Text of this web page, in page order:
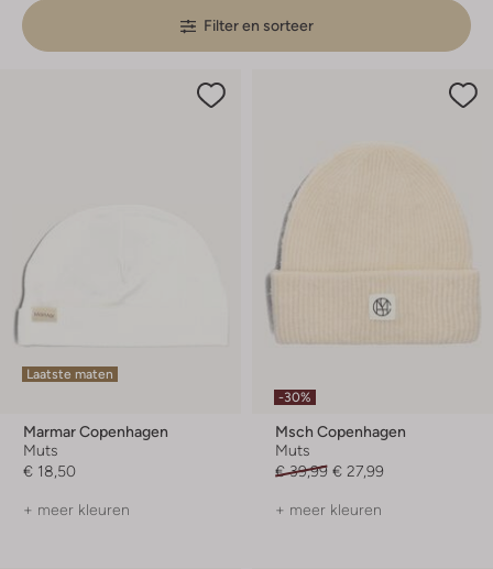
Filter en sorteer
Laatste maten
Marmar Copenhagen
Muts
€ 18,50
+ meer kleuren
-30%
Msch Copenhagen
Muts
€ 39,99 € 27,99
+ meer kleuren